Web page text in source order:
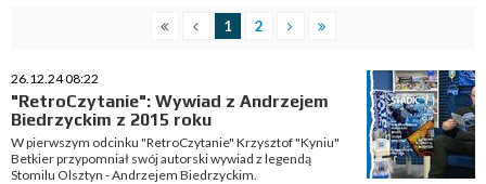
1 2
26.12.24 08:22
"RetroCzytanie": Wywiad z Andrzejem
Biedrzyckim z 2015 roku
W pierwszym odcinku "RetroCzytanie" Krzysztof "Kyniu"
Betkier przypomniał swój autorski wywiad z legendą
Stomilu Olsztyn - Andrzejem Biedrzyckim.